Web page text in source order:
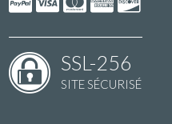
SSL-256
SITE SÉCURISÉ